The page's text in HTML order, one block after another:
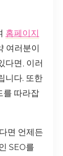
홈페이지
여러분이
다면, 이러
니다. 또한
를 따라잡
면 언제든
SEO를